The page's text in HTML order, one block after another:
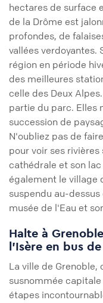
hectares de surface
de la Drôme est
profondes, de
vallées verdoyantes.
région en période
des meilleures
celle des Deux
partie du parc. Elles
succession de
N'oubliez pas de
pour voir ses
cathédrale et son
également le village
suspendu au-
musée de l'Eau et
Halte à
l'Isère en bus
La ville de
susnommée
étapes